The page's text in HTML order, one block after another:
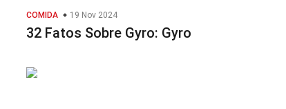
COMIDA 19 Nov 2024
32 Fatos Sobre Gyro: Gyro